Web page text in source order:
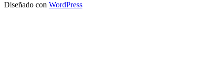
Diseñado con WordPress